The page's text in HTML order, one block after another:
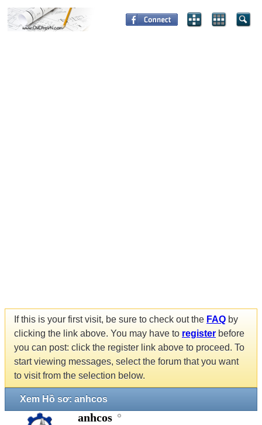
If this is your first visit, be sure to check out the FAQ by
clicking the link above. You may have to register before
you can post: click the register link above to proceed. To
start viewing messages, select the forum that you want
to visit from the selection below.
Xem Hồ sơ: anhcos
anhcos